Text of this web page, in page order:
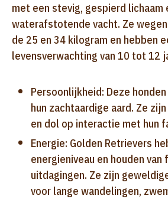
met een stevig, gespierd lichaam
waterafstotende vacht. Ze
de 25 en 34 kilogram en hebben
levensverwachting van 10 tot 12
Persoonlijkheid: Deze
hun zachtaardige aard. Ze
en dol op interactie met hun
Energie: Golden Retrievers
energieniveau en houden
uitdagingen. Ze zijn
voor lange wandelingen,